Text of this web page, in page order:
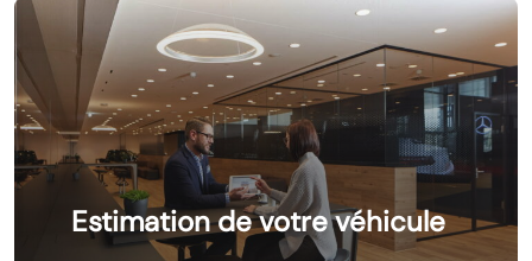
Estimation de votre véhicule